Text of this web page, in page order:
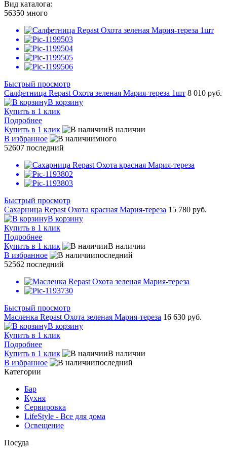
Вид каталога:
56350 много
Быстрый просмотр
Салфетница Repast Охота зеленая Мария-тереза 1шт 8 010 руб.
В корзину
Купить в 1 клик
Подробнее
Купить в 1 клик
В наличии
В избранное
много
52607 последний
Быстрый просмотр
Сахарница Repast Охота красная Мария-тереза 15 780 руб.
В корзину
Купить в 1 клик
Подробнее
Купить в 1 клик
В наличии
В избранное
последний
52562 последний
Быстрый просмотр
Масленка Repast Охота зеленая Мария-тереза 16 630 руб.
В корзину
Купить в 1 клик
Подробнее
Купить в 1 клик
В наличии
В избранное
последний
Категории
Бар
Кухня
Сервировка
LifeStyle - Все для дома
Освещение
Посуда